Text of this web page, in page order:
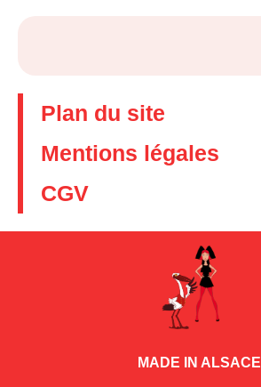
Plan du site
Mentions légales
CGV
MADE IN ALSACE